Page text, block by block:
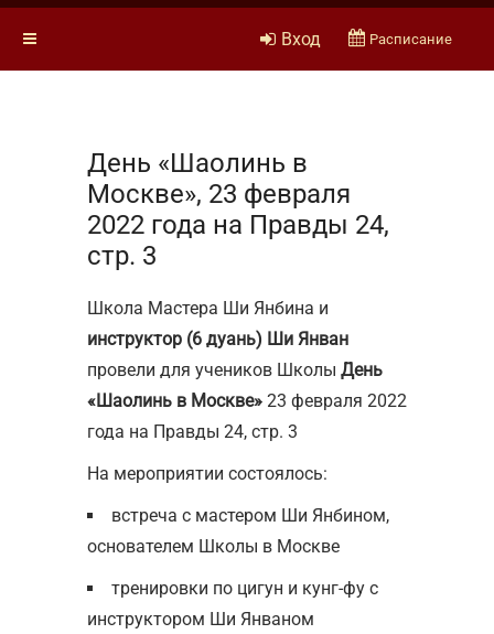
Вход Расписание
День «Шаолинь в
Москве», 23 февраля
2022 года на Правды 24,
стр. 3
Школа Мастера Ши Янбина и
инструктор (6 дуань) Ши Янван
провели для учеников Школы День
«Шаолинь в Москве» 23 февраля 2022
года на Правды 24, стр. 3
На мероприятии состоялось:
встреча с мастером Ши Янбином,
основателем Школы в Москве
тренировки по цигун и кунг-фу с
инструктором Ши Янваном